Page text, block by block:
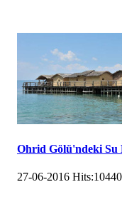
Ohrid Gölü'ndeki Su
27-06-2016 Hits:10440